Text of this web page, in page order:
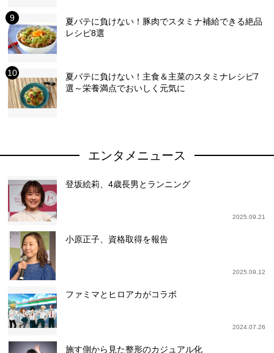
夏バテに負けない！豚肉でスタミナ補給できる絶品
レシピ8選
夏バテに負けない！主食＆主菜のスタミナレシピ7
選～栄養満点でおいしく元気に
エンタメニュース
登坂絵莉、4歳長男とランニング
2025.09.21
小原正子、資格取得を報告
2025.09.12
ファミマとヒロアカがコラボ
2024.07.26
施す側から見た整形のカジュアル化